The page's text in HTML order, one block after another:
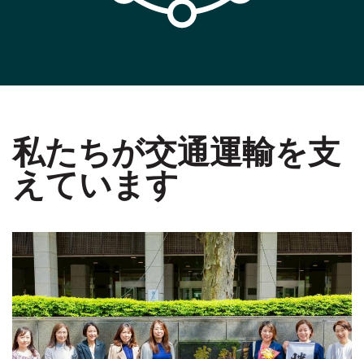
私たちが交通運輸を支
えています